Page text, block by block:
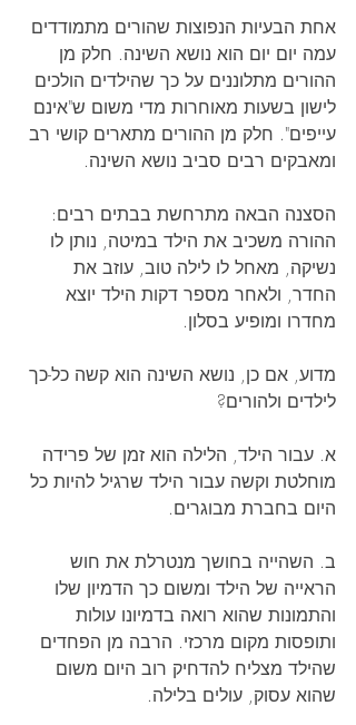
אחת הבעיות הנפוצות שהורים מתמודדים
עמה יום יום הוא נושא השינה. חלק מן
ההורים מתלוננים על כך שהילדים הולכים
לישון בשעות מאוחרות מדי משום ש"אינם
עייפים". חלק מן ההורים מתארים קושי רב
ומאבקים רבים סביב נושא השינה.
הסצנה הבאה מתרחשת בבתים רבים:
ההורה משכיב את הילד במיטה, נותן לו
נשיקה, מאחל לו לילה טוב, עוזב את
החדר, ולאחר מספר דקות הילד יוצא
מחדרו ומופיע בסלון.
מדוע, אם כן, נושא השינה הוא קשה כל-כך
לילדים ולהורים?
א. עבור הילד, הלילה הוא זמן של פרידה
מוחלטת וקשה עבור הילד שרגיל להיות כל
היום בחברת מבוגרים.
ב. השהייה בחושך מנטרלת את חוש
הראייה של הילד ומשום כך הדמיון שלו
והתמונות שהוא רואה בדמיונו עולות
ותופסות מקום מרכזי. הרבה מן הפחדים
שהילד מצליח להדחיק רוב היום משום
שהוא עסוק, עולים בלילה.